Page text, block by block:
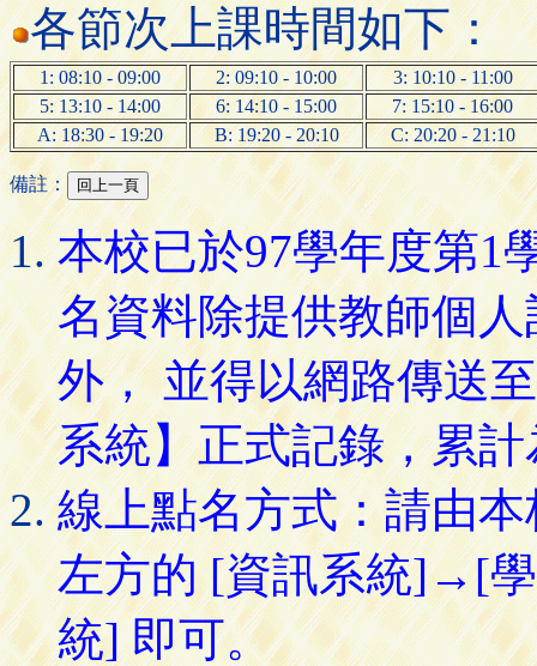
各節次上課時間如下：
1: 08:10 - 09:00 2: 09:10 - 10:00
3: 10:10 - 11:00
5: 13:10 - 14:00
6: 14:10 - 15:00
7: 15:10 - 16:00
A: 18:30 - 19:20
B: 19:20 - 20:10 C: 20:20 - 21:10
備註：
本校已於97學年度第1
名資料除提供教師個
外， 並得以網路傳送
系統】正式記錄，累
線上點名方式：請由
左方的 [資訊系統]→[
統] 即可。